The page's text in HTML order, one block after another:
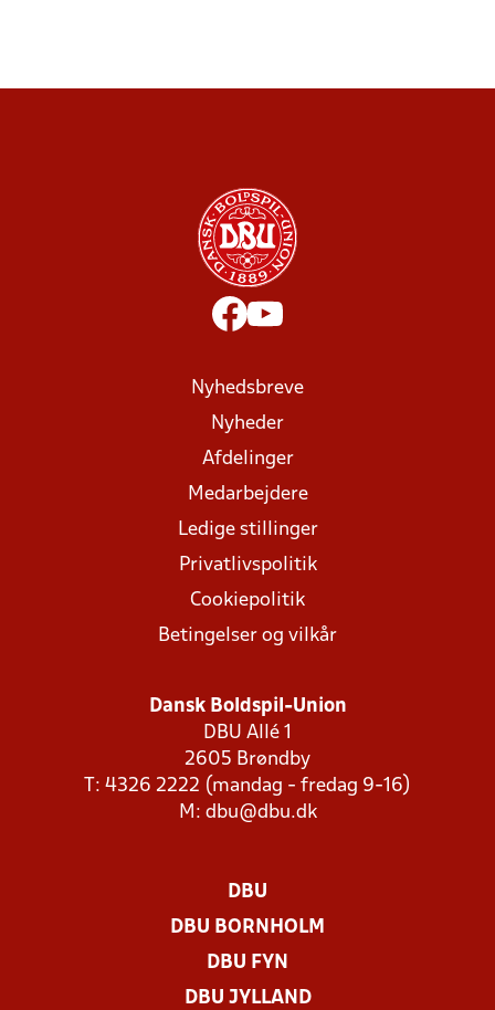
Nyhedsbreve
Nyheder
Afdelinger
Medarbejdere
Ledige stillinger
Privatlivspolitik
Cookiepolitik
Betingelser og vilkår
Dansk Boldspil-Union
DBU Allé 1
2605 Brøndby
T: 4326 2222 (mandag - fredag 9-16)
M: dbu@dbu.dk
DBU
DBU BORNHOLM
DBU FYN
DBU JYLLAND